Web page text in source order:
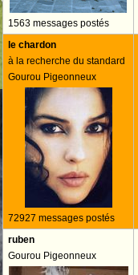
1563 messages postés
le chardon
à la recherche du standard
Gourou Pigeonneux
72927 messages postés
ruben
Gourou Pigeonneux